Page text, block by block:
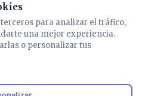
economía, mercados,
para analizar el tráfico,
una mejor experiencia.
o personalizar tus